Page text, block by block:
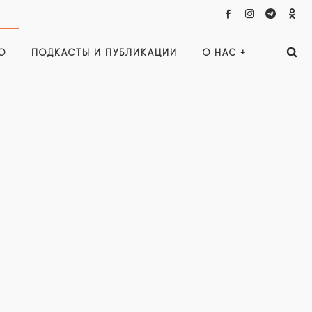
ПОДКАСТЫ И ПУБЛИКАЦИИ О НАС +